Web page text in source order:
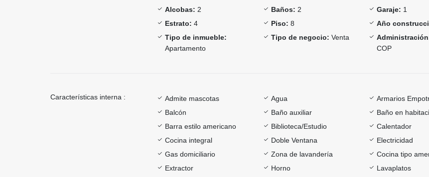
Alcobas: 2 Baños: 2 Garaje: 1
Estrato: 4 Piso: 8 Año
Tipo de inmueble:
Apartamento
Tipo de negocio: Venta
COP
Características interna : Admite mascotas Agua
Armarios
Balcón
Baño auxiliar
Baño en
Barra estilo americano
Biblioteca/Estudio
Calentador
Cocina integral
Doble Ventana
Electricidad
Gas domiciliario
Zona de lavandería
Cocina tipo
Extractor
Horno
Lavaplatos